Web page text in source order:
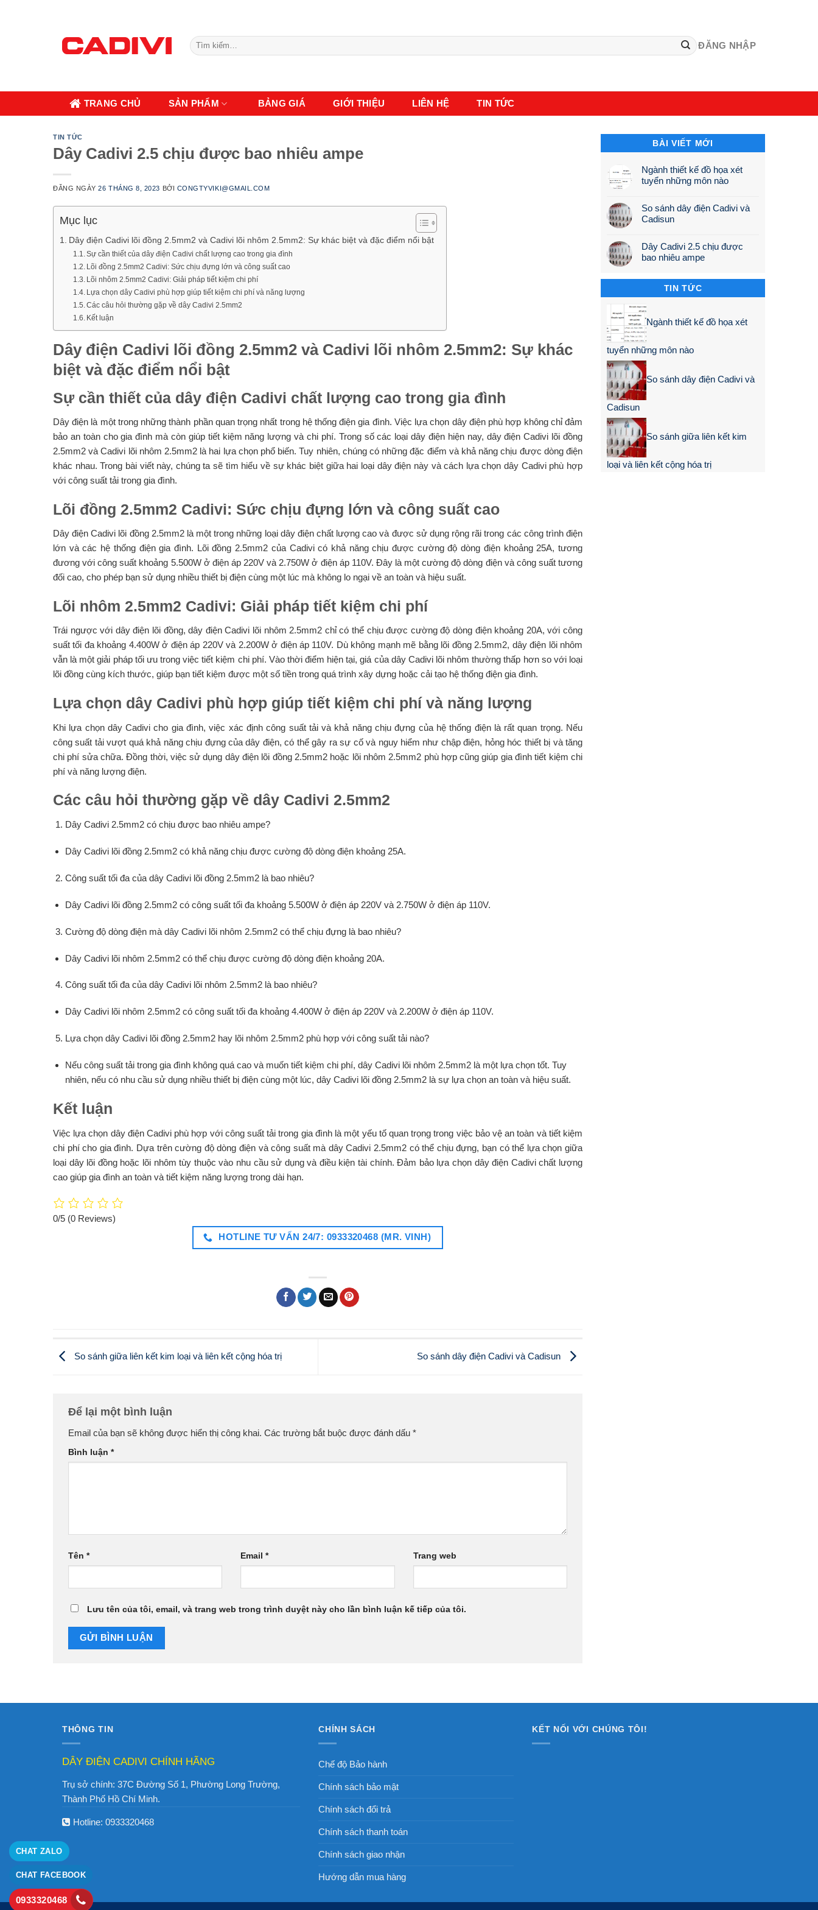
Tìm
kiếm:
ĐĂNG NHẬP
TRANG CHỦ SẢN PHẨM BẢNG GIÁ GIỚI THIỆU LIÊN HỆ TIN TỨC
TIN TỨC
Dây Cadivi 2.5 chịu được bao nhiêu ampe
ĐĂNG NGÀY26 THÁNG 8, 2023 BỞI CONGTYVIKI@GMAIL.COM
Mục lục
Dây điện Cadivi lõi đồng 2.5mm2 và Cadivi lõi nhôm 2.5mm2: Sự khác biệt và đặc điểm nổi bật
Sự cần thiết của dây điện Cadivi chất lượng cao trong gia đình
Lõi đồng 2.5mm2 Cadivi: Sức chịu đựng lớn và công suất cao
Lõi nhôm 2.5mm2 Cadivi: Giải pháp tiết kiệm chi phí
Lựa chọn dây Cadivi phù hợp giúp tiết kiệm chi phí và năng lượng
Các câu hỏi thường gặp về dây Cadivi 2.5mm2
Kết luận
Dây điện Cadivi lõi đồng 2.5mm2 và Cadivi lõi nhôm 2.5mm2: Sự khác
biệt và đặc điểm nổi bật
Sự cần thiết của dây điện Cadivi chất lượng cao trong gia đình
Dây điện là một trong những thành phần quan trọng nhất trong hệ thống điện gia đình. Việc lựa chọn dây điện phù hợp không chỉ đảm
bảo an toàn cho gia đình mà còn giúp tiết kiệm năng lượng và chi phí. Trong số các loại dây điện hiện nay, dây điện Cadivi lõi đồng
2.5mm2 và Cadivi lõi nhôm 2.5mm2 là hai lựa chọn phổ biến. Tuy nhiên, chúng có những đặc điểm và khả năng chịu được dòng điện
khác nhau. Trong bài viết này, chúng ta sẽ tìm hiểu về sự khác biệt giữa hai loại dây điện này và cách lựa chọn dây Cadivi phù hợp
với công suất tải trong gia đình.
Lõi đồng 2.5mm2 Cadivi: Sức chịu đựng lớn và công suất cao
Dây điện Cadivi lõi đồng 2.5mm2 là một trong những loại dây điện chất lượng cao và được sử dụng rộng rãi trong các công trình điện
lớn và các hệ thống điện gia đình. Lõi đồng 2.5mm2 của Cadivi có khả năng chịu được cường độ dòng điện khoảng 25A, tương
đương với công suất khoảng 5.500W ở điện áp 220V và 2.750W ở điện áp 110V. Đây là một cường độ dòng điện và công suất tương
đối cao, cho phép bạn sử dụng nhiều thiết bị điện cùng một lúc mà không lo ngại về an toàn và hiệu suất.
Lõi nhôm 2.5mm2 Cadivi: Giải pháp tiết kiệm chi phí
Trái ngược với dây điện lõi đồng, dây điện Cadivi lõi nhôm 2.5mm2 chỉ có thể chịu được cường độ dòng điện khoảng 20A, với công
suất tối đa khoảng 4.400W ở điện áp 220V và 2.200W ở điện áp 110V. Dù không mạnh mẽ bằng lõi đồng 2.5mm2, dây điện lõi nhôm
vẫn là một giải pháp tối ưu trong việc tiết kiệm chi phí. Vào thời điểm hiện tại, giá của dây Cadivi lõi nhôm thường thấp hơn so với loại
lõi đồng cùng kích thước, giúp bạn tiết kiệm được một số tiền trong quá trình xây dựng hoặc cải tạo hệ thống điện gia đình.
Lựa chọn dây Cadivi phù hợp giúp tiết kiệm chi phí và năng lượng
Khi lựa chọn dây Cadivi cho gia đình, việc xác định công suất tải và khả năng chịu đựng của hệ thống điện là rất quan trọng. Nếu
công suất tải vượt quá khả năng chịu đựng của dây điện, có thể gây ra sự cố và nguy hiểm như chập điện, hỏng hóc thiết bị và tăng
chi phí sửa chữa. Đồng thời, việc sử dụng dây điện lõi đồng 2.5mm2 hoặc lõi nhôm 2.5mm2 phù hợp cũng giúp gia đình tiết kiệm chi
phí và năng lượng điện.
Các câu hỏi thường gặp về dây Cadivi 2.5mm2
Dây Cadivi 2.5mm2 có chịu được bao nhiêu ampe?
Dây Cadivi lõi đồng 2.5mm2 có khả năng chịu được cường độ dòng điện khoảng 25A.
Công suất tối đa của dây Cadivi lõi đồng 2.5mm2 là bao nhiêu?
Dây Cadivi lõi đồng 2.5mm2 có công suất tối đa khoảng 5.500W ở điện áp 220V và 2.750W ở điện áp 110V.
Cường độ dòng điện mà dây Cadivi lõi nhôm 2.5mm2 có thể chịu đựng là bao nhiêu?
Dây Cadivi lõi nhôm 2.5mm2 có thể chịu được cường độ dòng điện khoảng 20A.
Công suất tối đa của dây Cadivi lõi nhôm 2.5mm2 là bao nhiêu?
Dây Cadivi lõi nhôm 2.5mm2 có công suất tối đa khoảng 4.400W ở điện áp 220V và 2.200W ở điện áp 110V.
Lựa chọn dây Cadivi lõi đồng 2.5mm2 hay lõi nhôm 2.5mm2 phù hợp với công suất tải nào?
Nếu công suất tải trong gia đình không quá cao và muốn tiết kiệm chi phí, dây Cadivi lõi nhôm 2.5mm2 là một lựa chọn tốt. Tuy
nhiên, nếu có nhu cầu sử dụng nhiều thiết bị điện cùng một lúc, dây Cadivi lõi đồng 2.5mm2 là sự lựa chọn an toàn và hiệu suất.
Kết luận
Việc lựa chọn dây điện Cadivi phù hợp với công suất tải trong gia đình là một yếu tố quan trọng trong việc bảo vệ an toàn và tiết kiệm
chi phí cho gia đình. Dựa trên cường độ dòng điện và công suất mà dây Cadivi 2.5mm2 có thể chịu đựng, bạn có thể lựa chọn giữa
loại dây lõi đồng hoặc lõi nhôm tùy thuộc vào nhu cầu sử dụng và điều kiện tài chính. Đảm bảo lựa chọn dây điện Cadivi chất lượng
cao giúp gia đình an toàn và tiết kiệm năng lượng trong dài hạn.
0/5 (0 Reviews)
HOTLINE TƯ VẤN 24/7: 0933320468 (MR. VINH)
So sánh giữa liên kết kim loại và liên kết cộng hóa trị So sánh dây điện Cadivi và Cadisun
Để lại một bình luận
Email của bạn sẽ không được hiển thị công khai. Các trường bắt buộc được đánh dấu *
Bình luận *
Tên * Email* Trang web
Lưu tên của tôi, email, và trang web trong trình duyệt này cho lần bình luận kế tiếp của tôi.
BÀI VIẾT MỚI
Ngành thiết kế đồ họa xét
tuyển những môn nào
So sánh dây điện Cadivi và
Cadisun
Dây Cadivi 2.5 chịu được
bao nhiêu ampe
TIN TỨC
Ngành thiết kế đồ họa xét
tuyển những môn nào
So sánh dây điện Cadivi và
Cadisun
So sánh giữa liên kết kim
loại và liên kết cộng hóa trị
THÔNG TIN
DÂY ĐIỆN CADIVI CHÍNH HÃNG
Trụ sở chính: 37C Đường Số 1, Phường Long Trường,
Thành Phố Hồ Chí Minh.
Hotline: 0933320468
CHÍNH SÁCH
Chế độ Bảo hành
Chính sách bảo mật
Chính sách đổi trả
Chính sách thanh toán
Chính sách giao nhận
Hướng dẫn mua hàng
KẾT NỐI VỚI CHÚNG TÔI!
CHAT ZALO
CHAT FACEBOOK
0933320468